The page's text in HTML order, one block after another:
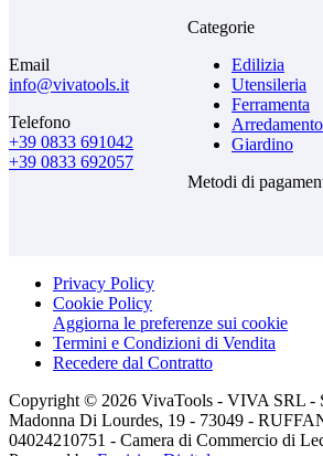
Email
info@vivatools.it
Telefono
+39 0833 691042
+39 0833 692057
Categorie
Edilizia
Utensileria
Ferramenta
Giardino
Metodi di
Privacy Policy
Cookie Policy
Aggiorna le preferenze sui cookie
Termini e Condizioni di Vendita
Recedere dal Contratto
Copyright © 2026 VivaTools - VIVA SRL -
Madonna Di Lourdes, 19 - 73049 -
04024210751 - Camera di Commercio di